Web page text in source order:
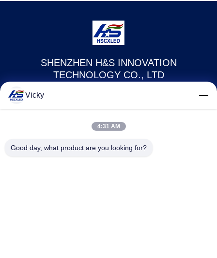
SHENZHEN H&S INNOVATION
TECHNOLOGY CO., LTD
86-134-2892-1577
Communauté de Qiaotou, Rue Fuhai, District de Bao'an, Ville de
Vicky
4:31 AM
Good day, what product are you looking for?